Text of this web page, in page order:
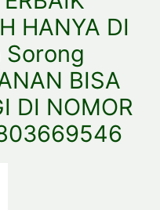
HANYA DI
Sorong
BISA
DI NOMOR